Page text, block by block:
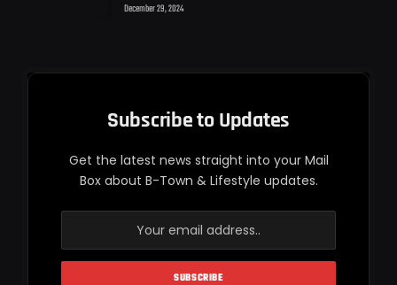
December 29, 2024
Subscribe to Updates
Get the latest news straight into your Mail
Box about B-Town & Lifestyle updates.